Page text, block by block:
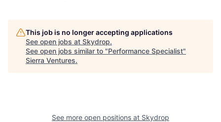
This job is no longer accepting applications
See open jobs at Skydrop.
See open jobs similar to "Performance Specialist"
Sierra Ventures.
See more open positions at Skydrop